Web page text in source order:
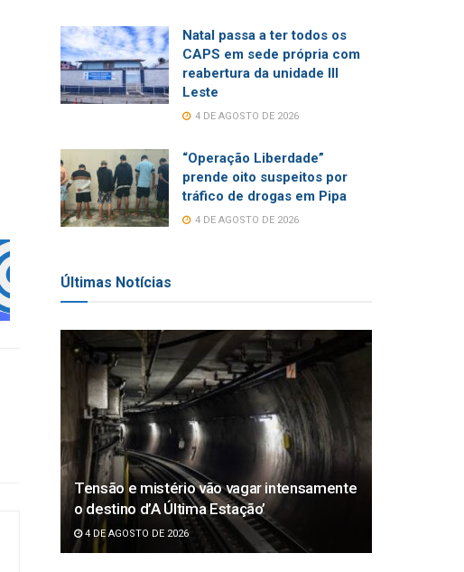
Natal passa a ter todos os
CAPS em sede própria com
reabertura da unidade III
Leste
4 DE AGOSTO DE 2026
“Operação Liberdade”
prende oito suspeitos por
tráfico de drogas em Pipa
4 DE AGOSTO DE 2026
Últimas Notícias
Tensão e mistério vão vagar intensamente
o destino d’A Última Estação’
4 DE AGOSTO DE 2026